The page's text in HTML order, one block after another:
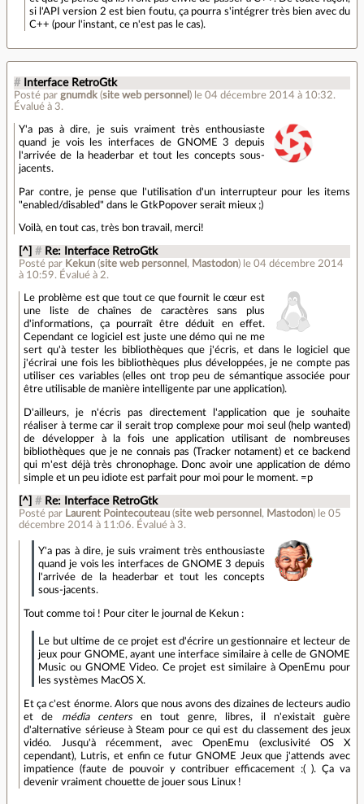
si l'API version 2 est bien foutu, ça pourra s'intégrer très bien avec du
C++ (pour l'instant, ce n'est pas le cas).
# Interface RetroGtk
Posté par gnumdk (site web personnel ) le 04 décembre 2014 à 10:32.
Évalué à 3.
Y'a pas à dire, je suis vraiment très enthousiaste
quand je vois les interfaces de GNOME 3 depuis
l'arrivée de la headerbar et tout les concepts sous-
jacents.
Par contre, je pense que l'utilisation d'un interrupteur pour les items
"enabled/disabled" dans le GtkPopover serait mieux ;)
Voilà, en tout cas, très bon travail, merci!
[^] # Re: Interface RetroGtk
Posté par Kekun (site web personnel , Mastodon) le 04 décembre 2014
à 10:59. Évalué à 2.
Le problème est que tout ce que fournit le cœur est
une liste de chaînes de caractères sans plus
d'informations, ça pourraît être déduit en effet.
Cependant ce logiciel est juste une démo qui ne me
sert qu'à tester les bibliothèques que j'écris, et dans le logiciel que
j'écrirai une fois les bibliothèques plus développées, je ne compte pas
utiliser ces variables (elles ont trop peu de sémantique associée pour
être utilisable de manière intelligente par une application).
D'ailleurs, je n'écris pas directement l'application que je souhaite
réaliser à terme car il serait trop complexe pour moi seul (help wanted)
de développer à la fois une application utilisant de nombreuses
bibliothèques que je ne connais pas (Tracker notament) et ce backend
qui m'est déjà très chronophage. Donc avoir une application de démo
simple et un peu idiote est parfait pour moi pour le moment. =p
[^] # Re: Interface RetroGtk
Posté par Laurent Pointecouteau (site web personnel , Mastodon) le 05
décembre 2014 à 11:06. Évalué à 3.
Y'a pas à dire, je suis vraiment très enthousiaste
quand je vois les interfaces de GNOME 3 depuis
l'arrivée de la headerbar et tout les concepts
sous-jacents.
Tout comme toi ! Pour citer le journal de Kekun :
Le but ultime de ce projet est d'écrire un gestionnaire et lecteur de
jeux pour GNOME, ayant une interface similaire à celle de GNOME
Music ou GNOME Video. Ce projet est similaire à OpenEmu pour
les systèmes MacOS X.
Et ça c'est énorme. Alors que nous avons des dizaines de lecteurs audio
et de
média centersen tout genre, libres, il n'existait guère
d'alternative sérieuse à Steam pour ce qui est du classement des jeux
vidéo. Jusqu'à récemment, avec OpenEmu (exclusivité OS X
cependant), Lutris, et enfin ce futur GNOME Jeux que j'attends avec
impatience (faute de pouvoir y contribuer efficacement :( ). Ça va
devenir vraiment chouette de jouer sous Linux !